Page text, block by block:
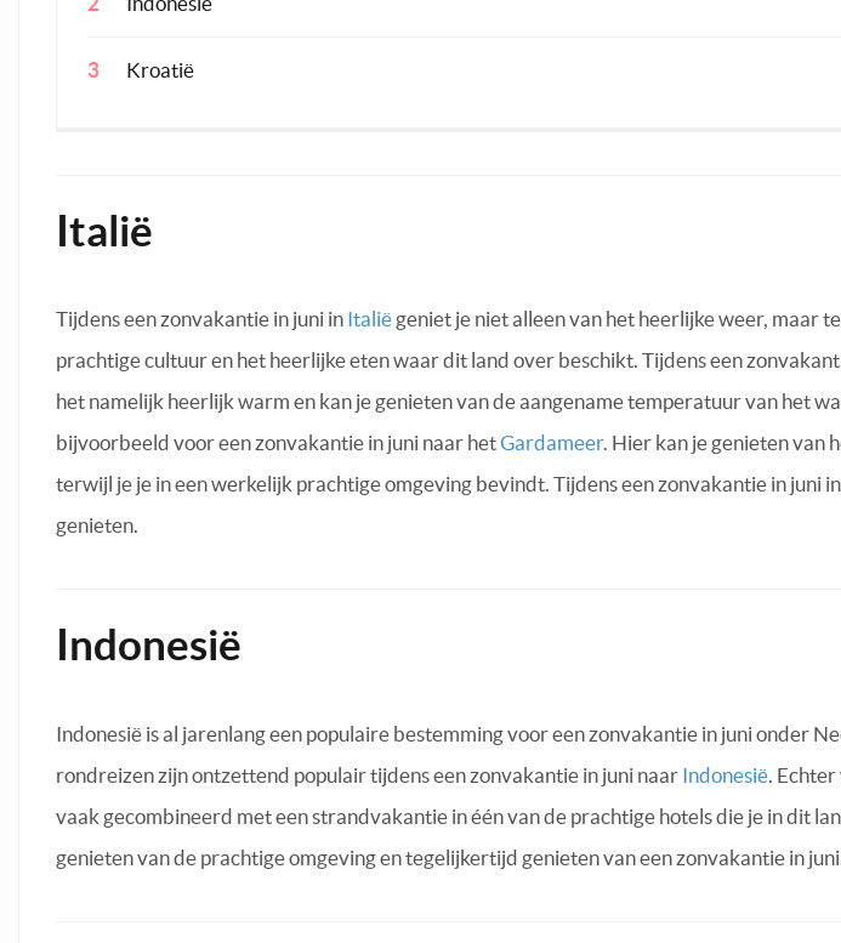
Kroatië
Italië
Tijdens een zonvakantie in juni in Italië geniet je niet alleen van het heerlijke weer, maar
prachtige cultuur en het heerlijke eten waar dit land over beschikt. Tijdens een
het namelijk heerlijk warm en kan je genieten van de aangename temperatuur van het
bijvoorbeeld voor een zonvakantie in juni naar hetGardameer. Hier kan je genieten van
terwijl je je in een werkelijk prachtige omgeving bevindt. Tijdens een zonvakantie in juni
genieten.
Indonesië
Indonesië is al jarenlang een populaire bestemming voor een zonvakantie in juni onder
rondreizen zijn ontzettend populair tijdens een zonvakantie in juni naar Indonesië .
vaak gecombineerd met een strandvakantie in één van de prachtige hotels die je in dit
genieten van de prachtige omgeving en tegelijkertijd genieten van een zonvakantie in juni.